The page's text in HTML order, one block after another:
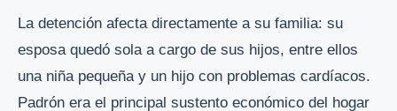
La detención afecta directamente a su familia: su
esposa quedó sola a cargo de sus hijos, entre ellos
una niña pequeña y un hijo con problemas cardíacos.
Padrón era el principal sustento económico del hogar